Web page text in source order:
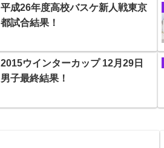
平成26年度高校バスケ新人戦東京
都試合結果！
2015ウインターカップ 12月29日
男子最終結果！